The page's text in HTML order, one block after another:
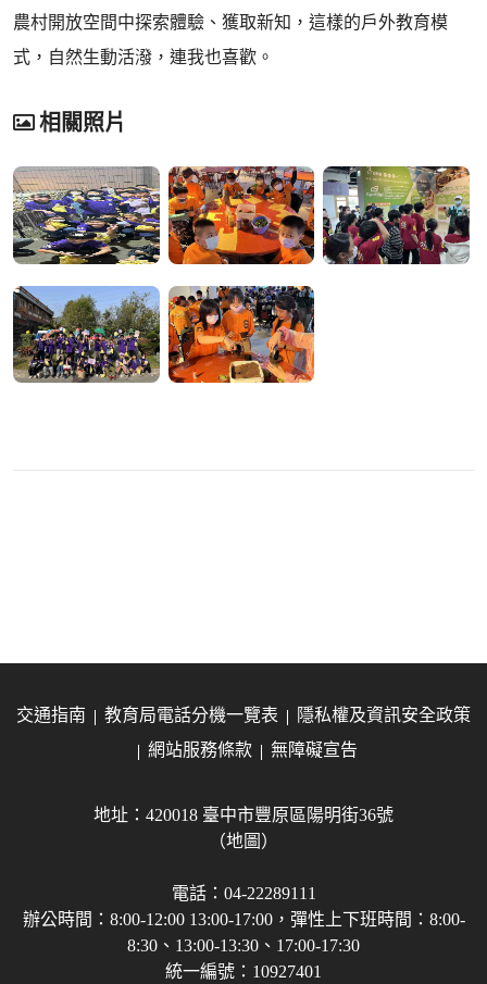
農村開放空間中探索體驗、獲取新知，這樣的戶外教育模
式，自然生動活潑，連我也喜歡。
相關照片
交通指南 教育局電話分機一覽表
隱私權及資訊安全政策
網站服務條款
無障礙宣告
地址：420018 臺中市豐原區陽明街36號
（地圖）
電話：04-22289111
辦公時間：8:00-12:00 13:00-17:00，彈性上下班時間：8:00-
8:30、13:00-13:30、17:00-17:30
統一編號：10927401